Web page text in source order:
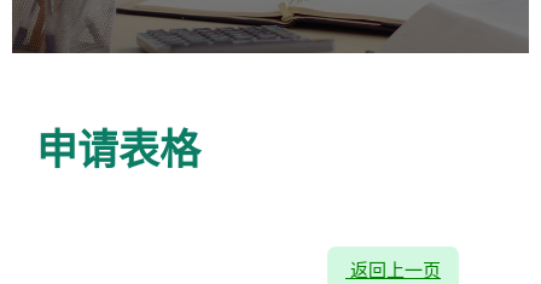
申请表格
返回上一页